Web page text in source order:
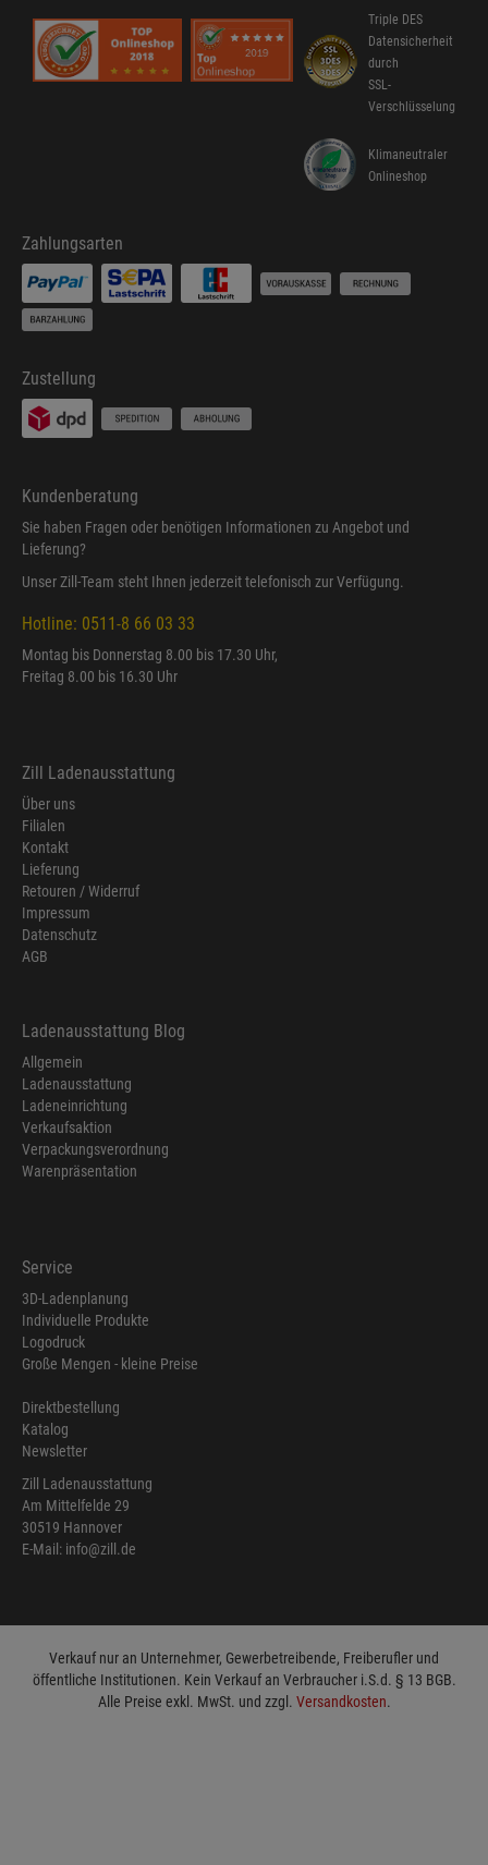
Triple DES
Datensicherheit
durch
SSL-
Verschlüsselung
Klimaneutraler
Onlineshop
Zahlungsarten
Zustellung
Kundenberatung
Sie haben Fragen oder benötigen Informationen zu Angebot und
Lieferung?
Unser Zill-Team steht Ihnen jederzeit telefonisch zur Verfügung.
Hotline: 0511-8 66 03 33
Montag bis Donnerstag 8.00 bis 17.30 Uhr,
Freitag 8.00 bis 16.30 Uhr
Zill Ladenausstattung
Über uns
Filialen
Kontakt
Lieferung
Retouren / Widerruf
Impressum
Datenschutz
AGB
Ladenausstattung Blog
Allgemein
Ladenausstattung
Ladeneinrichtung
Verkaufsaktion
Verpackungsverordnung
Warenpräsentation
Service
3D-Ladenplanung
Individuelle Produkte
Logodruck
Große Mengen - kleine Preise
Direktbestellung
Katalog
Newsletter
Zill Ladenausstattung
Am Mittelfelde 29
30519 Hannover
E-Mail: info@zill.de
Verkauf nur an Unternehmer, Gewerbetreibende, Freiberufler und
öffentliche Institutionen. Kein Verkauf an Verbraucher i.S.d. § 13 BGB.
Alle Preise exkl. MwSt. und zzgl. Versandkosten.